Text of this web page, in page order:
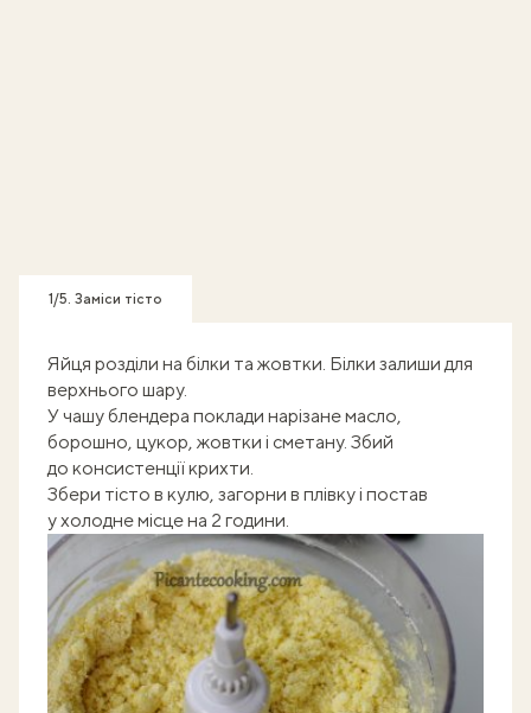
1/5. Заміси тісто
Яйця розділи на білки та жовтки. Білки залиши для
верхнього шару.
У чашу блендера поклади нарізане масло,
борошно, цукор, жовтки і сметану. Збий
до консистенції крихти.
Збери тісто в кулю, загорни в плівку і постав
у холодне місце на 2 години.